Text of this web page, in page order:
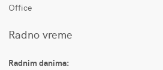
Office
Radno vreme
Radnim danima: